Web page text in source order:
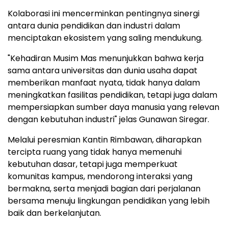
Kolaborasi ini mencerminkan pentingnya sinergi
antara dunia pendidikan dan industri dalam
menciptakan ekosistem yang saling mendukung.
"Kehadiran Musim Mas menunjukkan bahwa kerja
sama antara universitas dan dunia usaha dapat
memberikan manfaat nyata, tidak hanya dalam
meningkatkan fasilitas pendidikan, tetapi juga dalam
mempersiapkan sumber daya manusia yang relevan
dengan kebutuhan industri" jelas Gunawan Siregar.
Melalui peresmian Kantin Rimbawan, diharapkan
tercipta ruang yang tidak hanya memenuhi
kebutuhan dasar, tetapi juga memperkuat
komunitas kampus, mendorong interaksi yang
bermakna, serta menjadi bagian dari perjalanan
bersama menuju lingkungan pendidikan yang lebih
baik dan berkelanjutan.